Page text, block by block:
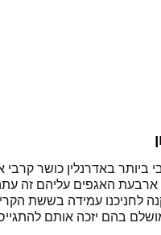
ביותר באדרנלין כושר
ארבעת האגפים עליהם זה
לחניכנו עמידה בששת
בהם יזכה אותם